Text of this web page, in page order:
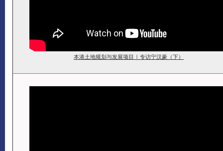
本港土地规划与发展项目 | 专访宁汉豪（下）